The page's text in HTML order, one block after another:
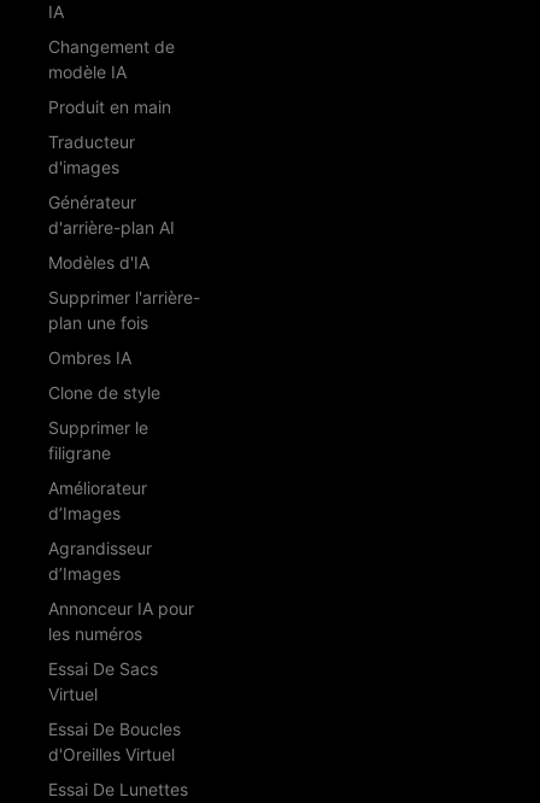
IA
Changement de
modèle IA
Produit en main
Traducteur
d'images
Générateur
d'arrière-plan AI
Modèles d'IA
Supprimer l'arrière-
plan une fois
Ombres IA
Clone de style
Supprimer le
filigrane
Améliorateur
d’Images
Agrandisseur
d’Images
Annonceur IA pour
les numéros
Essai De Sacs
Virtuel
Essai De Boucles
d'Oreilles Virtuel
Essai De Lunettes